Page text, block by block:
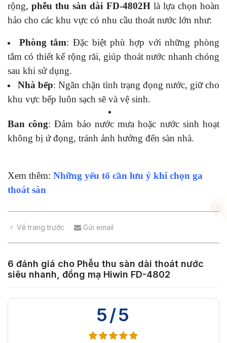
rộng,phễu thu sàn dài FD-4802Hlà lựa chọn hoàn
hảo cho các khu vực có nhu cầu thoát nước lớn như:
Phòng tắm: Đặc biệt phù hợp với những phòng
tắm có thiết kế rộng rãi, giúp thoát nước nhanh chóng
sau khi sử dụng.
Nhà bếp: Ngăn chặn tình trạng đọng nước, giữ cho
khu vực bếp luôn sạch sẽ và vệ sinh.
Ban công: Đảm bảo nước mưa hoặc nước sinh hoạt
không bị ứ đọng, tránh ảnh hưởng đến sàn nhà.
Xem thêm: Những yếu tố cần lưu ý khi chọn ga
thoát sàn
Về trang trước Gửi email
6 đánh giá cho Phễu thu sàn dài thoát nước
siêu nhanh, đồng mạ Hiwin FD-4802
5/5